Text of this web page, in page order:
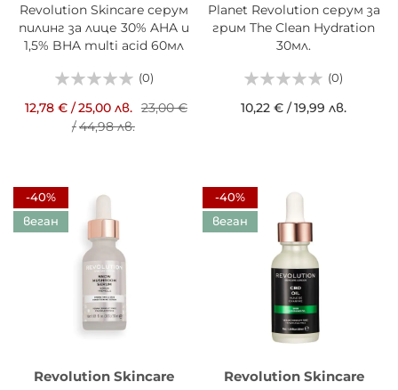
Revolution Skincare серум
пилинг за лице 30% AHA и
1,5% BHA multi acid 60мл
(0)
12,78 €/25,00 лв. 23,00 €
/44,98 лв.
Planet Revolution серум за
грим The Clean Hydration
30мл.
(0)
10,22 € /19,99 лв.
-40%
веган
Revolution Skincare
-40%
веган
Revolution Skincare